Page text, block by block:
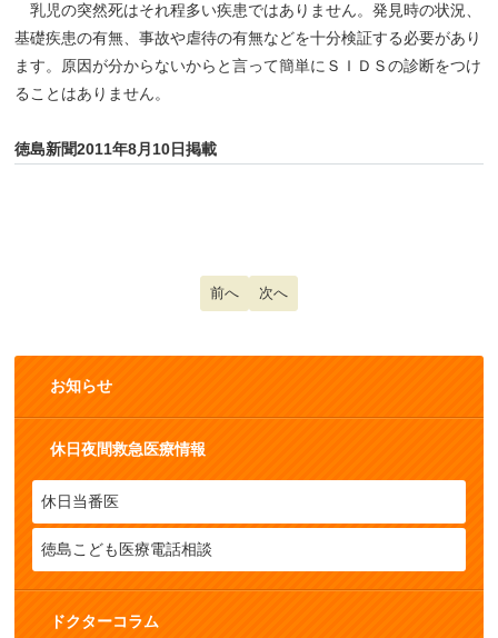
乳児の突然死はそれ程多い疾患ではありません。発見時の状況、
基礎疾患の有無、事故や虐待の有無などを十分検証する必要があり
ます。原因が分からないからと言って簡単にＳＩＤＳの診断をつけ
ることはありません。
徳島新聞2011年8月10日掲載
前の記事へ: 乳児突然死症候群（１）
前へ 次の記事へ: 病原性大腸菌感染症（
次へ
お知らせ
休日夜間救急医療情報
休日当番医
徳島こども医療電話相談
ドクターコラム